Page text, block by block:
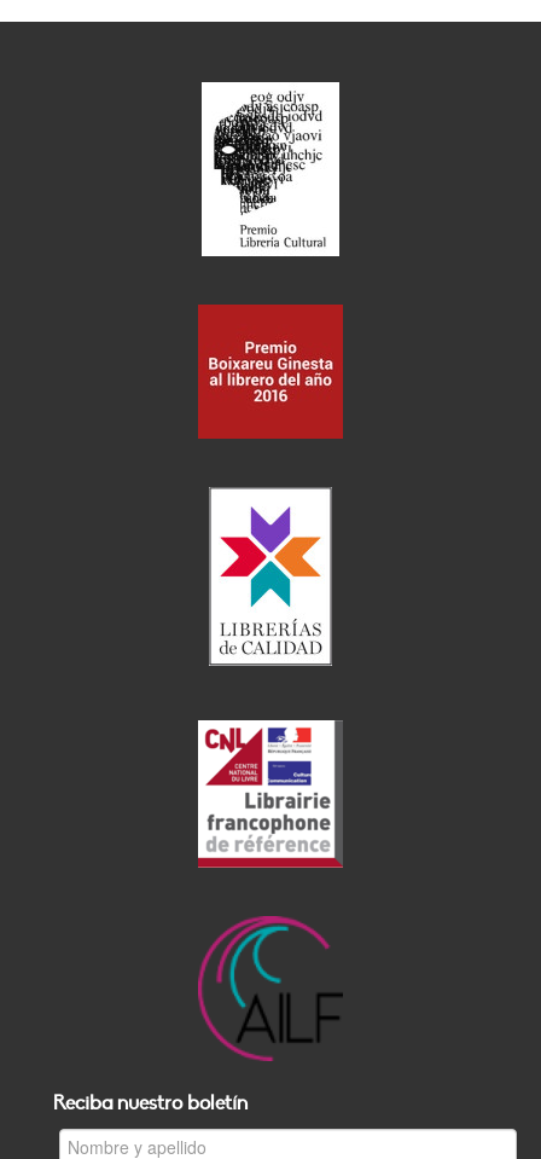
Reciba nuestro boletín